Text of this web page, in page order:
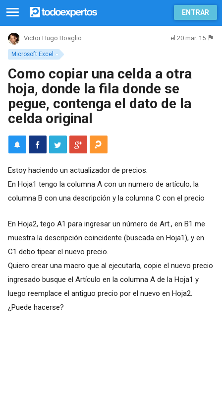
ENTRAR
Microsoft Excel
Victor Hugo Boaglio el 20 mar. 15
Como copiar una celda a otra
hoja, donde la fila donde se
pegue, contenga el dato de la
celda original
Estoy haciendo un actualizador de precios.
En Hoja1 tengo la columna A con un numero de artículo, la
columna B con una descripción y la columna C con el precio
En Hoja2, tego A1 para ingresar un número de Art., en B1 me
muestra la descripción coincidente (buscada en Hoja1), y en
C1 debo tipear el nuevo precio.
Quiero crear una macro que al ejecutarla, copie el nuevo precio
ingresado busque el Artículo en la columna A de la Hoja1 y
luego reemplace el antiguo precio por el nuevo en Hoja2.
¿Puede hacerse?